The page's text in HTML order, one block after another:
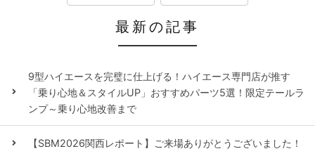
最新の記事
9型ハイエースを完璧に仕上げる！ハイエース専門店が推す
「乗り心地＆スタイルUP」おすすめパーツ5選！限定テールラ
ンプ～乗り心地改善まで
【SBM2026関西レポート】ご来場ありがとうございました！